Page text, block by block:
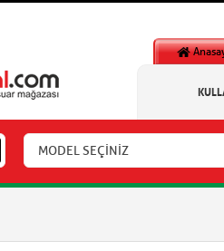
MODEL SEÇİNİZ
S.İ.P